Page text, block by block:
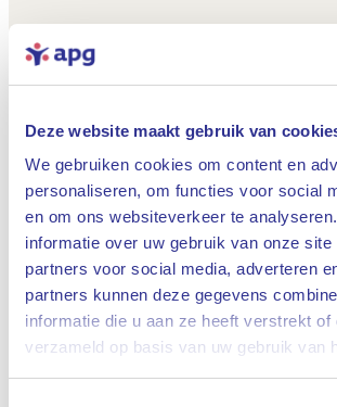
Deze website maakt gebruik van
We gebruiken cookies om content en
personaliseren, om functies voor social
en om ons websiteverkeer te
informatie over uw gebruik van onze site
partners voor social media, adverteren
partners kunnen deze gegevens
informatie die u aan ze heeft verstrekt of
verzameld op basis van uw gebruik van